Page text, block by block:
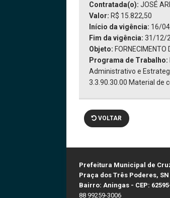
Contratada(o): JOSÉ
Valor: R$ 15.822,50
Início da vigência: 16/
Fim da vigência: 31/12/
Objeto: FORNECIMENTO
Programa de Trabalho:
Administrativo e
3.3.90.30.00 Material de
VOLTAR
Prefeitura Municipal de
Praça dos Três Poderes, SN
Bairro: Aningas - CEP:
88 99259-3006